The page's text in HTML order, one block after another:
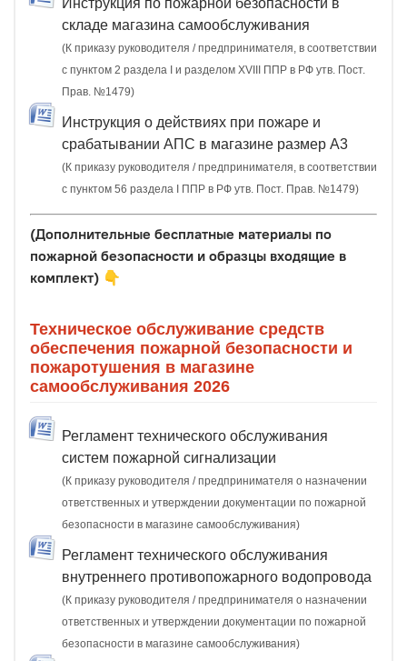
Инструкция по пожарной безопасности в
складе магазина самообслуживания
(К приказу руководителя / предпринимателя, в соответствии
с пунктом 2 раздела I и разделом XVIII ППР в РФ утв. Пост.
Прав. №1479)
Инструкция о действиях при пожаре и
срабатывании АПС в магазине размер А3
(К приказу руководителя / предпринимателя, в соответствии
с пунктом 56 раздела I ППР в РФ утв. Пост. Прав. №1479)
(Дополнительные бесплатные материалы по
пожарной безопасности и образцы входящие в
комплект) 👇
Техническое обслуживание средств
обеспечения пожарной безопасности и
пожаротушения в магазине
самообслуживания 2026
Регламент технического обслуживания
систем пожарной сигнализации
(К приказу руководителя / предпринимателя о назначении
ответственных и утверждении документации по пожарной
безопасности в магазине самообслуживания)
Регламент технического обслуживания
внутреннего противопожарного водопровода
(К приказу руководителя / предпринимателя о назначении
ответственных и утверждении документации по пожарной
безопасности в магазине самообслуживания)